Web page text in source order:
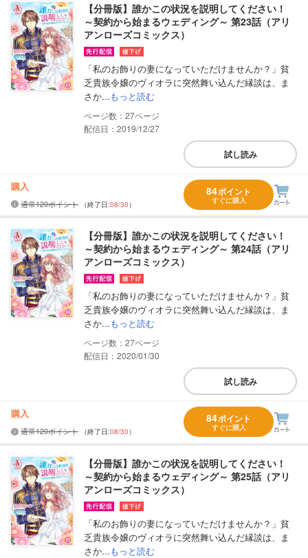
【分冊版】誰かこの状況を説明してください！
～契約から始まるウェディング～ 第23話（アリ
アンローズコミックス）
「私のお飾りの妻になっていただけませんか？」貧
乏貴族令嬢のヴィオラに突然舞い込んだ縁談は、ま
さか...もっと読む
27
配信日：2019/12/27
試し読み
購入
通常120ポイント （終了日:08/30）
84ポイント
すぐに購入
【分冊版】誰かこの状況を説明してください！
～契約から始まるウェディング～ 第24話（アリ
アンローズコミックス）
「私のお飾りの妻になっていただけませんか？」貧
乏貴族令嬢のヴィオラに突然舞い込んだ縁談は、ま
さか...もっと読む
27
配信日：2020/01/30
試し読み
購入
通常120ポイント （終了日:08/30）
84ポイント
すぐに購入
【分冊版】誰かこの状況を説明してください！
～契約から始まるウェディング～ 第25話（アリ
アンローズコミックス）
「私のお飾りの妻になっていただけませんか？」貧
乏貴族令嬢のヴィオラに突然舞い込んだ縁談は、ま
さか...もっと読む